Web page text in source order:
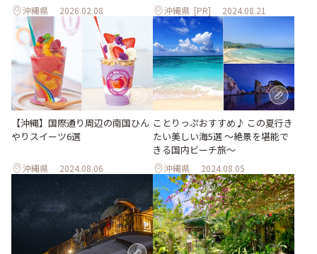
沖縄県 2026.02.08 沖縄県 [PR] 2024.08.21
【沖縄】国際通り周辺の南国ひん
やりスイーツ6選
沖縄県 2024.08.06
ことりっぷおすすめ♪ この夏行き
たい美しい海5選 〜絶景を堪能で
きる国内ビーチ旅～
沖縄県 2024.08.05